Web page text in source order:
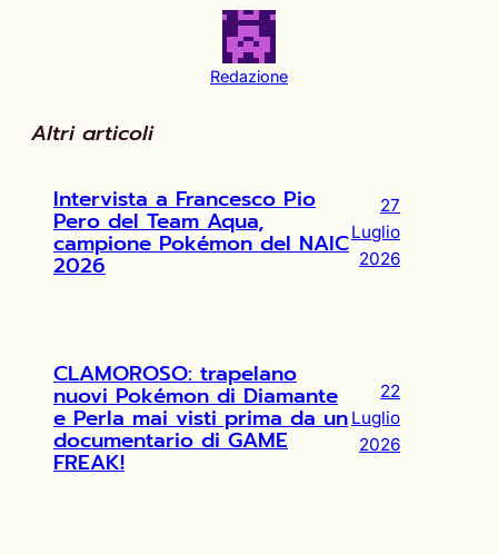
Redazione
Altri articoli
Intervista a Francesco Pio
Pero del Team Aqua,
campione Pokémon del NAIC
2026
27
Luglio
2026
CLAMOROSO: trapelano
nuovi Pokémon di Diamante
e Perla mai visti prima da un
documentario di GAME
FREAK!
22
Luglio
2026